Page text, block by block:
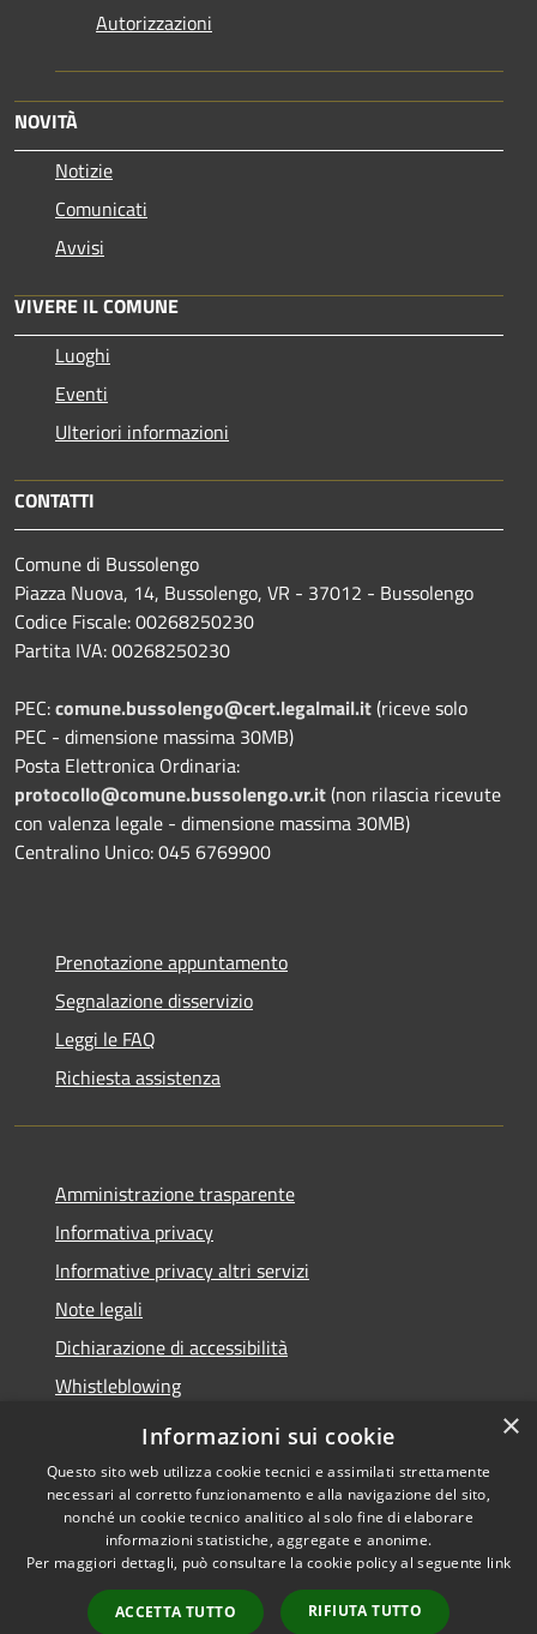
Autorizzazioni
NOVITÀ
Notizie
Comunicati
Avvisi
VIVERE IL COMUNE
Luoghi
Eventi
Ulteriori informazioni
CONTATTI
Comune di Bussolengo
Piazza Nuova, 14, Bussolengo, VR - 37012 - Bussolengo
Codice Fiscale: 00268250230
Partita IVA: 00268250230
PEC:comune.bussolengo@cert.legalmail.it(riceve solo
PEC - dimensione massima 30MB)
Posta Elettronica Ordinaria:
protocollo@comune.bussolengo.vr.it(non rilascia ricevute
con valenza legale - dimensione massima 30MB)
Centralino Unico: 045 6769900
Prenotazione appuntamento
Segnalazione disservizio
Leggi le FAQ
Richiesta assistenza
Amministrazione trasparente
Informativa privacy
Informative privacy altri servizi
Note legali
Dichiarazione di accessibilità
Whistleblowing
RSS
Accessibilità
Privacy
Mappa del sito
Copyright © 2026 • Comune di
Bussolengo • Powered by
Municipium•Accesso
redazione
×
Informazioni sui cookie
Questo sito web utilizza cookie tecnici e assimilati strettamente
necessari al corretto funzionamento e alla navigazione del sito,
nonché un cookie tecnico analitico al solo fine di elaborare
informazioni statistiche, aggregate e anonime.
Per maggiori dettagli, può consultare la cookie policy al seguente link
ACCETTA TUTTO RIFIUTA TUTTO